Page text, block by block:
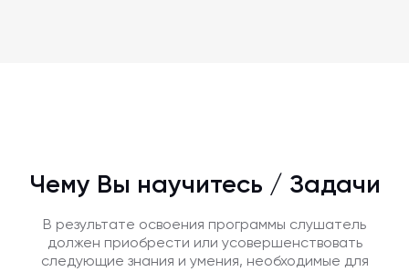
Чему Вы научитесь / Задачи
В результате освоения программы слушатель
должен приобрести или усовершенствовать
следующие знания и умения, необходимые для